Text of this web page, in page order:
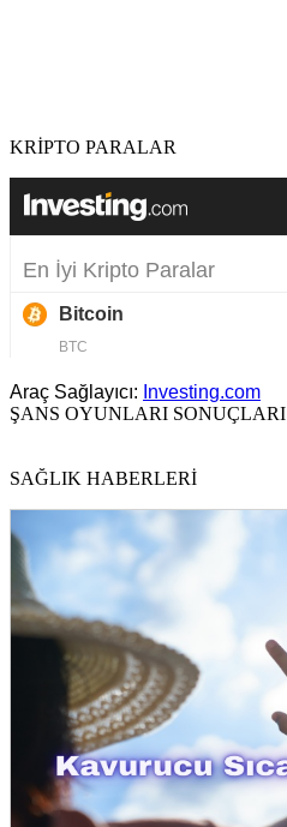
KRİPTO PARALAR
Araç Sağlayıcı: Investing.com
ŞANS OYUNLARI SONUÇLARI
SAĞLIK HABERLERİ